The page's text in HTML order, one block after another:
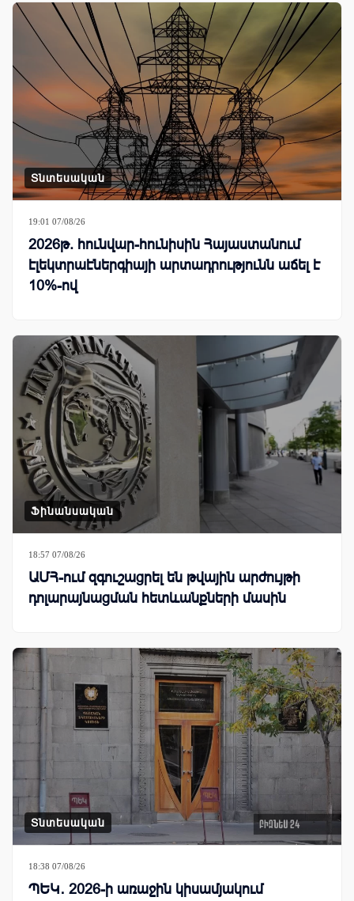
Տնտեսական
19:01 07/08/26
2026թ. հունվար-հունիսին Հայաստանում
էլեկտրաէներգիայի արտադրությունն աճել է
10%-ով
Ֆինանսական
18:57 07/08/26
ԱՄՀ-ում զգուշացրել են թվային արժույթի
դոլարայնացման հետևանքների մասին
Տնտեսական
18:38 07/08/26
ՊԵԿ․ 2026-ի առաջին կիսամյակում